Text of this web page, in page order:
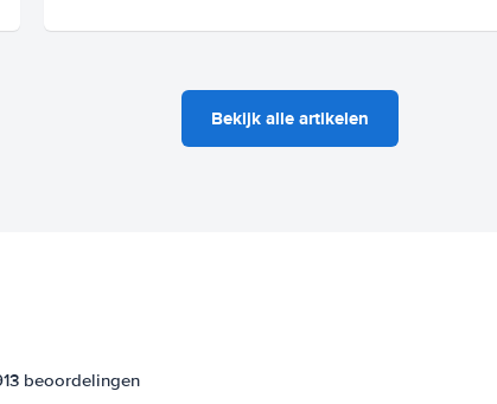
Bekijk alle artikelen
beoordelingen